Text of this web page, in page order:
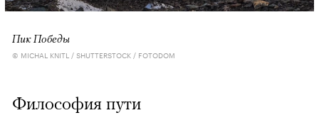
Пик Победы
© MICHAL KNITL / SHUTTERSTOCK / FOTODOM
Философия пути